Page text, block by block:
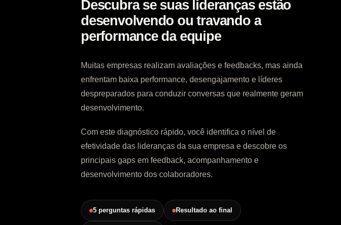
Descubra se suas lideranças estão
desenvolvendo ou travando a
performance da equipe
Muitas empresas realizam avaliações e feedbacks, mas ainda
enfrentam baixa performance, desengajamento e líderes
despreparados para conduzir conversas que realmente geram
desenvolvimento.
Com este diagnóstico rápido, você identifica o nível de
efetividade das lideranças da sua empresa e descobre os
principais gaps em feedback, acompanhamento e
desenvolvimento dos colaboradores.
5 perguntas rápidas Resultado ao final